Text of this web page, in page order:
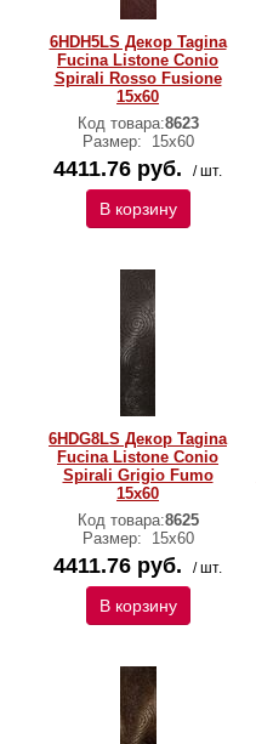
6HDH5LS Декор Tagina
Fucina Listone Conio
Spirali Rosso Fusione
15x60
Код товара:8623
Размер:
15x60
4411.76 руб. / шт.
В корзину
6HDG8LS Декор Tagina
Fucina Listone Conio
Spirali Grigio Fumo
15x60
Код товара:8625
Размер:
15x60
4411.76 руб. / шт.
В корзину